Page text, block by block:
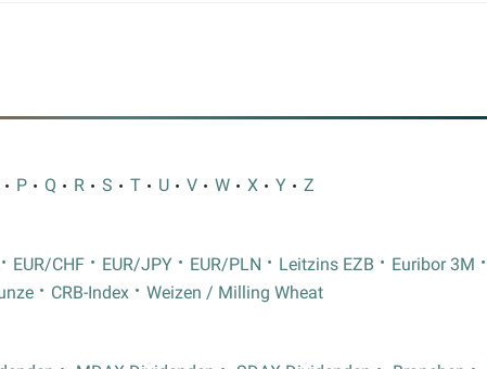
P Q R S T U V W X Y Z
EUR/CHF EUR/JPY EUR/PLN Leitzins EZB Euribor 3M
CRB-Index Weizen / Milling Wheat